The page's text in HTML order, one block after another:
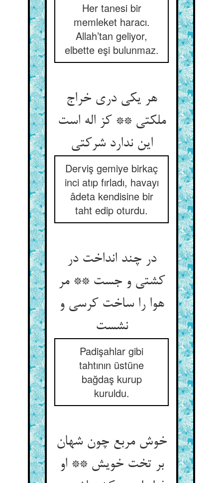
Her tanesi bir
memleket haracı.
Allah’tan geliyor,
elbette eşi bulunmaz.
هر یکی دری خراج
ملکتی ** کز اله است
این ندارد شرکتی‏
Derviş gemiye birkaç
inci atıp fırladı, havayı
âdeta kendisine bir
taht edip oturdu.
در چند انداخت در
کشتی و جست ** مر
هوا را ساخت کرسی و
نشست‏
Padişahlar gibi
tahtının üstüne
bağdaş kurup
kuruldu.
خوش مربع چون شهان
بر تخت خویش ** او